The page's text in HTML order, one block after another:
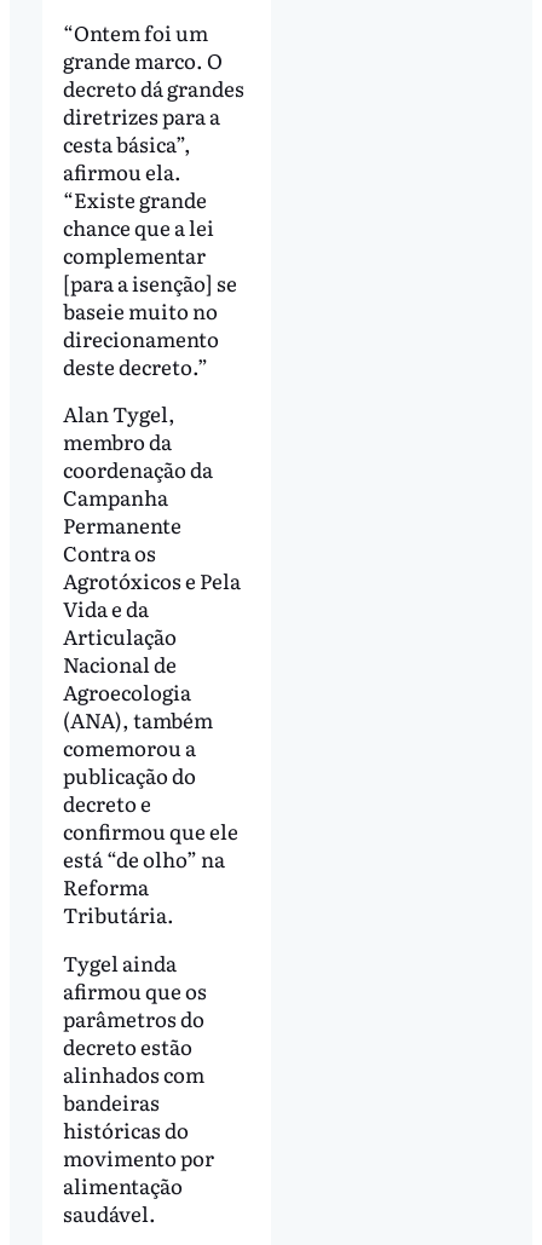
“Ontem foi um
grande marco. O
decreto dá grandes
diretrizes para a
cesta básica”,
afirmou ela.
“Existe grande
chance que a lei
complementar
[para a isenção] se
baseie muito no
direcionamento
deste decreto.”
Alan Tygel,
membro da
coordenação da
Campanha
Permanente
Contra os
Agrotóxicos e Pela
Vida e da
Articulação
Nacional de
Agroecologia
(ANA), também
comemorou a
publicação do
decreto e
confirmou que ele
está “de olho” na
Reforma
Tributária.
Tygel ainda
afirmou que os
parâmetros do
decreto estão
alinhados com
bandeiras
históricas do
movimento por
alimentação
saudável.